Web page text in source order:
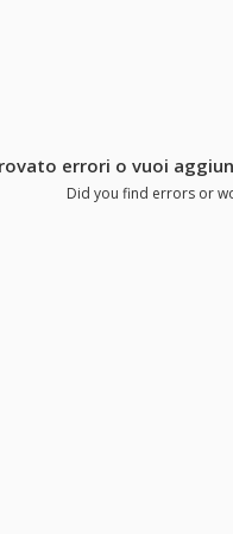
errori o vuoi
Did you find errors or